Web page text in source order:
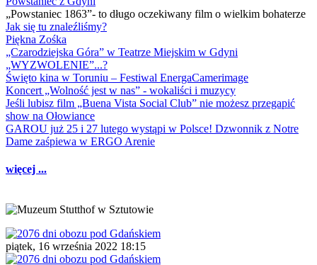
„Powstaniec 1863”- to długo oczekiwany film o wielkim bohaterze
Jak się tu znaleźliśmy?
Piękna Zośka
„Czarodziejska Góra” w Teatrze Miejskim w Gdyni
„WYZWOLENIE”...?
Święto kina w Toruniu – Festiwal EnergaCamerimage
Koncert „Wolność jest w nas” - wokaliści i muzycy
Jeśli lubisz film „Buena Vista Social Club” nie możesz przegapić
show na Ołowiance
GAROU już 25 i 27 lutego wystąpi w Polsce! Dzwonnik z Notre
Dame zaśpiewa w ERGO Arenie
więcej ...
piątek, 16 września 2022 18:15